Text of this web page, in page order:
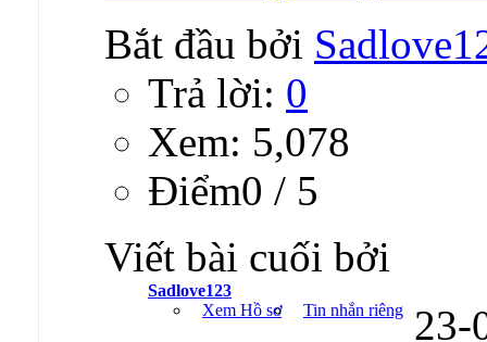
Bắt đầu bởi
Trả lời: 0
Xem: 5,078
Ðiểm0 / 5
Viết bài cuối bởi
Sadlove123
Xem Hồ sơ
Tin nhắn riêng 23-